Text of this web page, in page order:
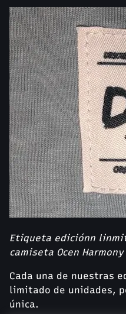
Etiqueta ediciónn
camiseta Ocen Harmony
Cada una de nuestras
limitado de unidades,
única.